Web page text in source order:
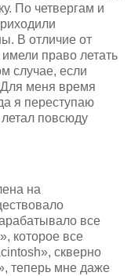
По четвергам и
В отличие от
право летать
случае, если
меня время
я переступаю
повсюду
на
все
которое все
скверно
теперь мне даже